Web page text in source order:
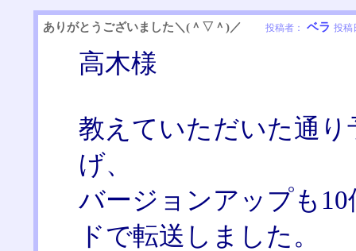
ありがとうございました＼(＾▽＾)／ 投稿者： ベラ 投稿
高木様
教えていただいた通
げ、
バージョンアップも
ドで転送しました。